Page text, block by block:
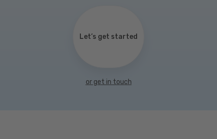
Let’s get started
or get in touch